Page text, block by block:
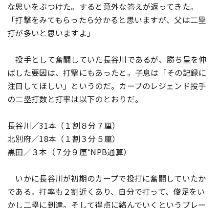
な思いをぶつけた。すると意外な答えが返ってきた。
「打撃をみてもらったら分かると思いますが、父は二塁
打が多いと思いますよ」
投手として奮闘していた長谷川であるが、勝ち星を伸
ばした要因は、打撃にもあったと。子息は「その記録に
注目してほしい」というのだ。カープのレジェンド投手
の二塁打数と打率は以下のとおりだ。
長谷川／31本（１割８分７厘）
北別府／18本（１割３分５厘）
黒田／３本（７分９厘*NPB通算）
いかに長谷川が初期のカープで投打に奮闘していたか
である。打率も２割近くあり、自分で打って、俊足をい
かし二塁に到達。そして得点に絡んでいくというプレー